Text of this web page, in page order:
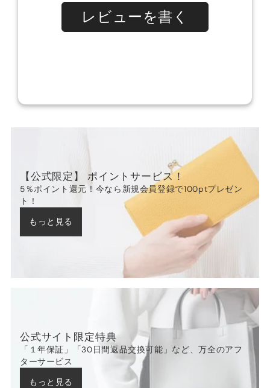
【公式限定】 ポイントサービス！
5％ポイント還元！今なら新規会員登録で100ptプレゼン
ト！
もっと見る
公式サイト限定特典
「１年保証」「30日間返品交換可能」など、万全のアフ
ターサービス
もっと見る